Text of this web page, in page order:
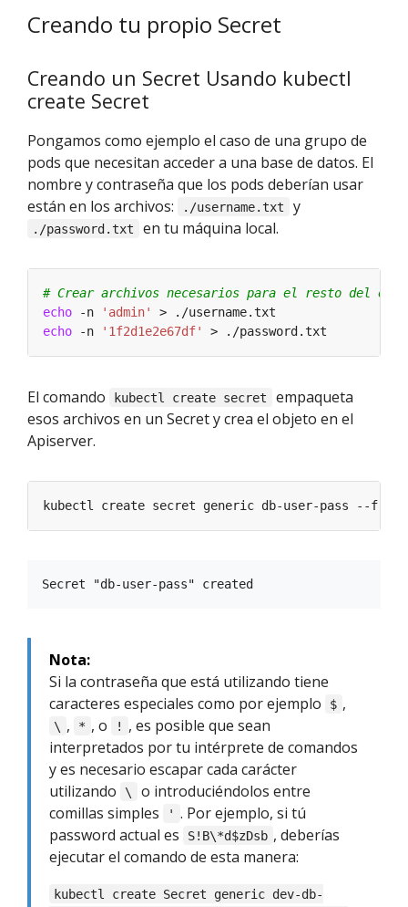
Creando tu propio Secret
Creando un Secret Usando kubectl
create Secret
Pongamos como ejemplo el caso de una grupo de
pods que necesitan acceder a una base de datos. El
nombre y contraseña que los pods deberían usar
están en los archivos:
./username.txt y
./password.txt en tu máquina local.
# Crear archivos necesarios para el resto del
echo -n 'admin'
echo -n '1f2d1e2e67df'
El comando kubectl create secret
empaqueta
esos archivos en un Secret y crea el objeto en el
Apiserver.
kubectl create secret generic db-user-pass --
Nota:
Si la contraseña que está utilizando tiene
caracteres especiales como por ejemplo
$ ,
\ , * , o !
, es posible que sean
interpretados por tu intérprete de comandos
y es necesario escapar cada carácter
utilizando
\
o introduciéndolos entre
comillas simples
' . Por ejemplo, si tú
password actual es
S!B\*d$zDsb , deberías
ejecutar el comando de esta manera:
kubectl create Secret generic dev-db-